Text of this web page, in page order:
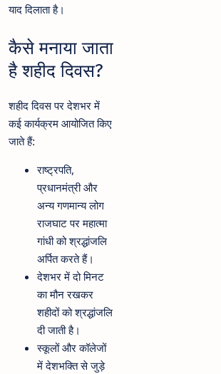
याद दिलाता है।
कैसे मनाया जाता
है शहीद दिवस?
शहीद दिवस पर देशभर में
कई कार्यक्रम आयोजित किए
जाते हैं:
राष्ट्रपति,
प्रधानमंत्री और
अन्य गणमान्य लोग
राजघाट पर महात्मा
गांधी को श्रद्धांजलि
अर्पित करते हैं।
देशभर में दो मिनट
का मौन रखकर
शहीदों को श्रद्धांजलि
दी जाती है।
स्कूलों और कॉलेजों
में देशभक्ति से जुड़े